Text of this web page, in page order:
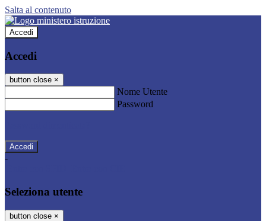
Salta al contenuto
Accedi
Accedi
button close ×
Nome Utente
Password
-
Seleziona utente
button close ×